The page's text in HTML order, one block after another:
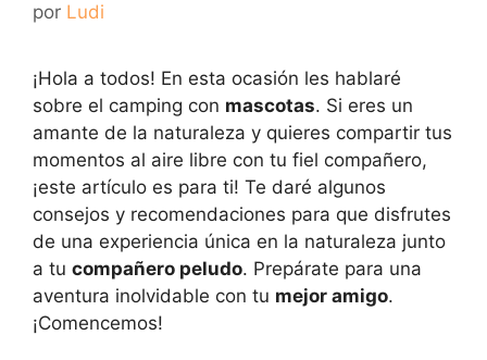
por Ludi
¡Hola a todos! En esta ocasión les hablaré
sobre el camping con mascotas. Si eres un
amante de la naturaleza y quieres compartir tus
momentos al aire libre con tu fiel compañero,
¡este artículo es para ti! Te daré algunos
consejos y recomendaciones para que disfrutes
de una experiencia única en la naturaleza junto
a tu compañero peludo. Prepárate para una
aventura inolvidable con tu mejor amigo.
¡Comencemos!